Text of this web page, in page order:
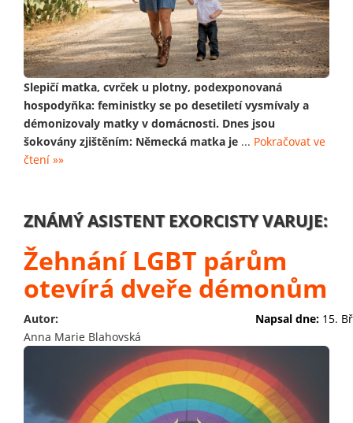
Slepičí matka, cvrček u plotny, podexponovaná
hospodyňka: feministky se po desetiletí vysmívaly a
démonizovaly matky v domácnosti. Dnes jsou
šokovány zjištěním: Německá matka je ... Pokračovat ve
čtení »»
ZNÁMÝ ASISTENT EXORCISTY VARUJE:
Žehnání LGBT párům
otevírá dveře démonům
Autor:
Anna Marie Blahovská
Napsal dne: 15.